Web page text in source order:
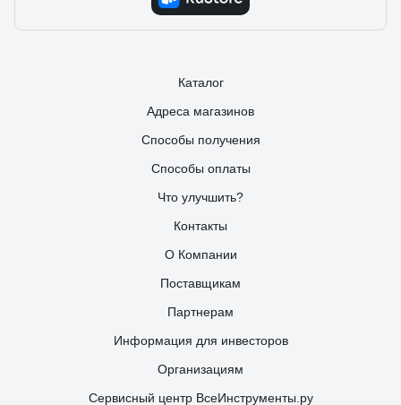
Каталог
Адреса магазинов
Способы получения
Способы оплаты
Что улучшить?
Контакты
О Компании
Поставщикам
Партнерам
Информация для инвесторов
Организациям
Сервисный центр ВсеИнструменты.ру